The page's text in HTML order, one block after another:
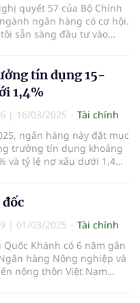
quyết 57 của Bộ Chính
ngân hàng có cơ hội.
sẵn sàng đầu tư vào
HĐQT Ngân hàng TMCP
nhấn mạnh.
tín dụng 15-
1,4%
| 16/03/2025
Tài chính
ngân hàng này đặt mục
trưởng tín dụng khoảng
và tỷ lệ nợ xấu dưới 1,4%.
từ nguồn ợi nhuận sau
| 01/03/2025
Tài chính
Quốc Khánh có 6 năm gắn
hàng Nông nghiệp và
nông thôn Việt Nam